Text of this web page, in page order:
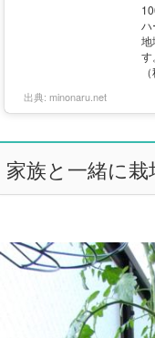
ハ
地
す
出典: minonaru.net
家族と一緒に栽